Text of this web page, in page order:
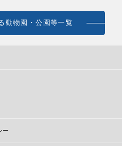
動物園・公園等一覧
ー